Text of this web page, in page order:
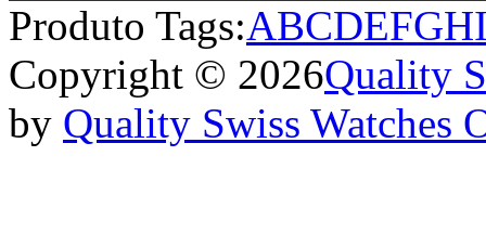
Produto Tags:ABCDEFGH
Copyright © 2026Quality
by Quality Swiss Watches